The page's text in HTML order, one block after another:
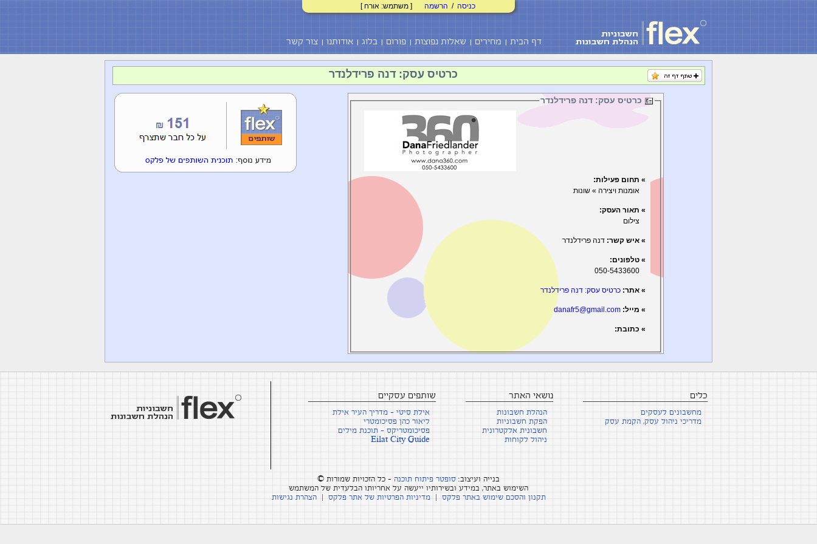
כניסה / הרשמה [ משתמש: אורח ]
דף הבית מחירים שאלות נפוצות פורום בלוג אודותנו צור קשר
כרטיס עסק: דנה פרידלנדר
כרטיס עסק: דנה פרידלנדר
» תחום פעילות:
אומנות ויצירה » שונות
» תאור העסק:
צילום
» איש קשר: דנה פרידלנדר
» טלפונים:
050-5433600
» אתר: כרטיס עסק: דנה פרידלנדר
» מייל: danafr5@gmail.com
» כתובת:
כלים
מחשבונים לעסקים
מדריכי ניהול עסק, הקמת עסק
נושאי האתר
הנהלת חשבונות
הפקת חשבוניות
חשבונית אלקטרונית
ניהול לקוחות
שותפים עסקיים
אילת סיטי - מדריך העיר אילת
ליאור כהן פסיכומטרי
פסיכומטריקס - תוכנת מילים
Eilat City Guide
בנייה ועיצוב: סופטר פיתוח תוכנה - כל הזכויות שמורות ©
השימוש באתר, במידע ובשירותיו ייעשה על אחריותו הבלעדית של המשתמש
תקנון והסכם שימוש באתר פלקס |מדיניות הפרטיות של אתר פלקס |הצהרת נגישות